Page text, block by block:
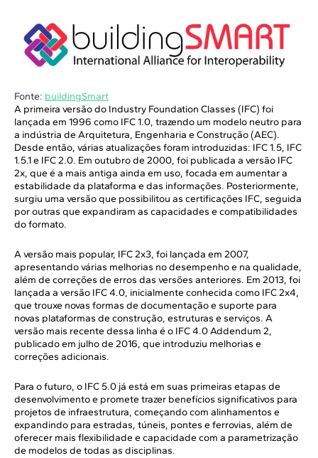
Fonte: buildingSmart
A primeira versão do Industry Foundation Classes (IFC) foi
lançada em 1996 como IFC 1.0, trazendo um modelo neutro para
a indústria de Arquitetura, Engenharia e Construção (AEC).
Desde então, várias atualizações foram introduzidas: IFC 1.5, IFC
1.5.1 e IFC 2.0. Em outubro de 2000, foi publicada a versão IFC
2x, que é a mais antiga ainda em uso, focada em aumentar a
estabilidade da plataforma e das informações. Posteriormente,
surgiu uma versão que possibilitou as certificações IFC, seguida
por outras que expandiram as capacidades e compatibilidades
do formato.
A versão mais popular, IFC 2x3, foi lançada em 2007,
apresentando várias melhorias no desempenho e na qualidade,
além de correções de erros das versões anteriores. Em 2013, foi
lançada a versão IFC 4.0, inicialmente conhecida como IFC 2x4,
que trouxe novas formas de documentação e suporte para
novas plataformas de construção, estruturas e serviços. A
versão mais recente dessa linha é o IFC 4.0 Addendum 2,
publicado em julho de 2016, que introduziu melhorias e
correções adicionais.
Para o futuro, o IFC 5.0 já está em suas primeiras etapas de
desenvolvimento e promete trazer benefícios significativos para
projetos de infraestrutura, começando com alinhamentos e
expandindo para estradas, túneis, pontes e ferrovias, além de
oferecer mais flexibilidade e capacidade com a parametrização
de modelos de todas as disciplinas.